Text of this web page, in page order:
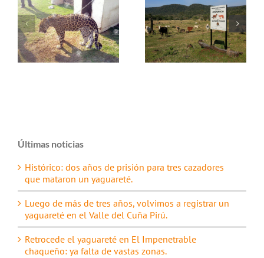
Últimas noticias
Histórico: dos años de prisión para tres cazadores
que mataron un yaguareté.
Luego de más de tres años, volvimos a registrar un
yaguareté en el Valle del Cuña Pirú.
Retrocede el yaguareté en El Impenetrable
chaqueño: ya falta de vastas zonas.